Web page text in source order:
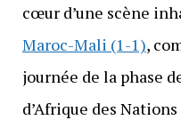
cœur d’une scène
Maroc-Mali (1-1),
journée de la phase
d’Afrique des